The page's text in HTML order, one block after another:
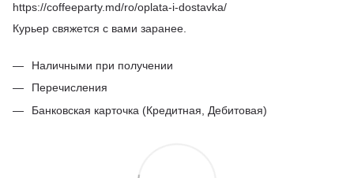
https://coffeeparty.md/ro/oplata-i-dostavka/
Курьер свяжется с вами заранее.
Наличными при получении
Перечисления
Банковская карточка (Кредитная, Дебитовая)